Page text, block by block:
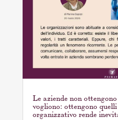
Le aziende non
vogliono: ottengono
organizzativo rende